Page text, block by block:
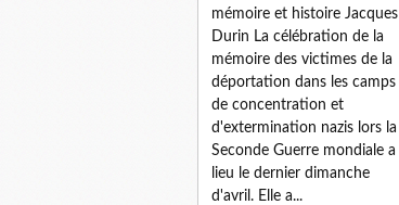
mémoire et histoire Jacques
Durin La célébration de la
mémoire des victimes de la
déportation dans les camps
de concentration et
d'extermination nazis lors la
Seconde Guerre mondiale a
lieu le dernier dimanche
d'avril. Elle a...